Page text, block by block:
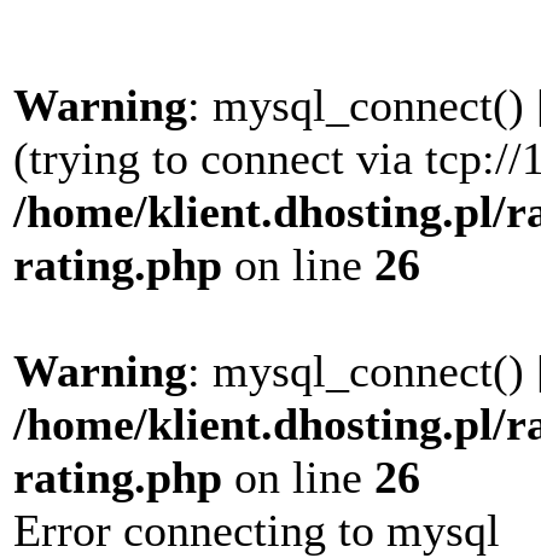
Warning: mysql_connect()
(trying to connect via
/home/klient.dhosting.pl/
rating.php on line 26
Warning: mysql_connect()
/home/klient.dhosting.pl/
rating.php on line 26
Error connecting to mysql